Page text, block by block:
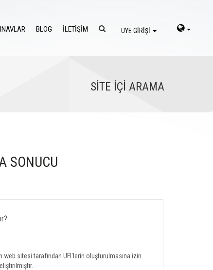
BLOG İLETİŞİM ÜYE GİRİŞİ
SİTE İÇİ ARAMA
web sitesi tarafından UFI'lerin oluşturulmasına izin